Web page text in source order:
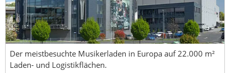
Der meistbesuchte Musikerladen in Europa auf 22.000 m²
Laden- und Logistikflächen.